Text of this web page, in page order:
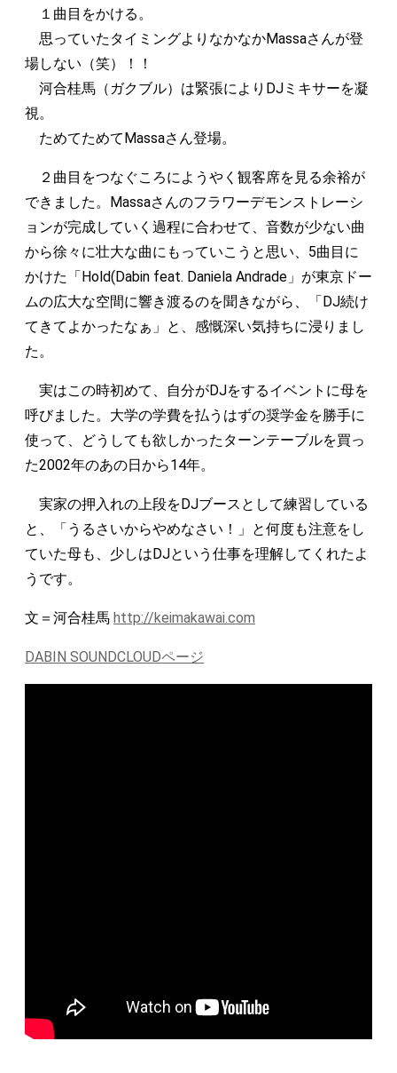
１曲目をかける。
思っていたタイミングよりなかなかMassaさんが登
場しない（笑）！！
河合桂馬（ガクブル）は緊張によりDJミキサーを凝
視。
ためてためてMassaさん登場。
２曲目をつなぐころにようやく観客席を見る余裕が
できました。Massaさんのフラワーデモンストレーシ
ョンが完成していく過程に合わせて、音数が少ない曲
から徐々に壮大な曲にもっていこうと思い、5曲目に
かけた「Hold(Dabin feat. Daniela Andrade」が東京ドー
ムの広大な空間に響き渡るのを聞きながら、「DJ続け
てきてよかったなぁ」と、感慨深い気持ちに浸りまし
た。
実はこの時初めて、自分がDJをするイベントに母を
呼びました。大学の学費を払うはずの奨学金を勝手に
使って、どうしても欲しかったターンテーブルを買っ
た2002年のあの日から14年。
実家の押入れの上段をDJブースとして練習している
と、「うるさいからやめなさい！」と何度も注意をし
ていた母も、少しはDJという仕事を理解してくれたよ
うです。
文＝河合桂馬 http://keimakawai.com
DABIN SOUNDCLOUDページ